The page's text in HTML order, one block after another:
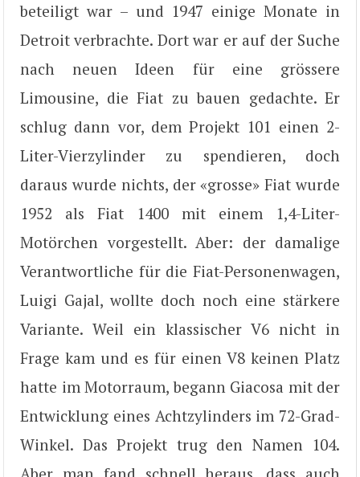
beteiligt war – und 1947 einige Monate in
Detroit verbrachte. Dort war er auf der Suche
nach neuen Ideen für eine grössere
Limousine, die Fiat zu bauen gedachte. Er
schlug dann vor, dem Projekt 101 einen 2-
Liter-Vierzylinder zu spendieren, doch
daraus wurde nichts, der «grosse» Fiat wurde
1952 als Fiat 1400 mit einem 1,4-Liter-
Motörchen vorgestellt. Aber: der damalige
Verantwortliche für die Fiat-Personenwagen,
Luigi Gajal, wollte doch noch eine stärkere
Variante. Weil ein klassischer V6 nicht in
Frage kam und es für einen V8 keinen Platz
hatte im Motorraum, begann Giacosa mit der
Entwicklung eines Achtzylinders im 72-Grad-
Winkel. Das Projekt trug den Namen 104.